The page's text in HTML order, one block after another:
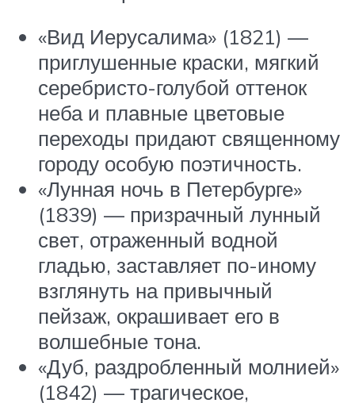
«Вид Иерусалима» (1821) —
приглушенные краски, мягкий
серебристо-голубой оттенок
неба и плавные цветовые
переходы придают священному
городу особую поэтичность.
«Лунная ночь в Петербурге»
(1839) — призрачный лунный
свет, отраженный водной
гладью, заставляет по-иному
взглянуть на привычный
пейзаж, окрашивает его в
волшебные тона.
«Дуб, раздробленный молнией»
(1842) — трагическое,